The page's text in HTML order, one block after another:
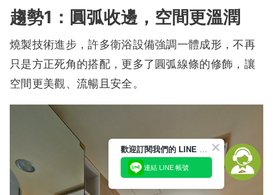
趨勢1：圓弧收邊，空間更溫潤
燒製技術進步，許多衛浴設備強調一體成形，不再
只是方正死角的搭配，更多了圓弧線條的修飾，讓
空間更美觀、流暢且安全。
歡迎訂閱我們的 LINE 官方帳號
連結 LINE 帳號